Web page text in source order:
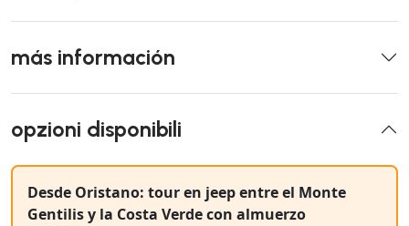
más información
opzioni disponibili
Desde Oristano: tour en jeep entre el Monte
Gentilis y la Costa Verde con almuerzo